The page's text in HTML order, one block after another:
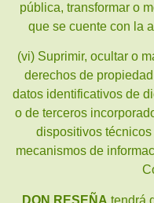
pública, transformar o
que se cuente con la
(vi) Suprimir, ocultar o
derechos de
datos identificativos de
o de terceros
dispositivos
mecanismos de
DON RESEÑA tendrá